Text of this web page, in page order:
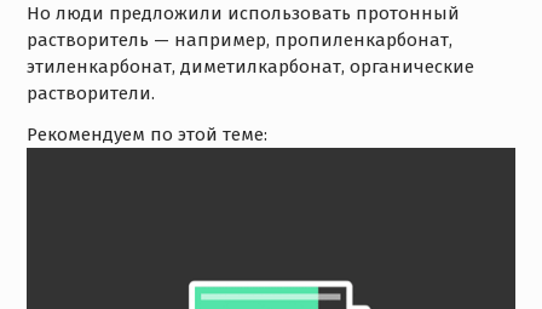
Но люди предложили использовать протонный
растворитель — например, пропиленкарбонат,
этиленкарбонат, диметилкарбонат, органические
растворители.
Рекомендуем по этой теме: